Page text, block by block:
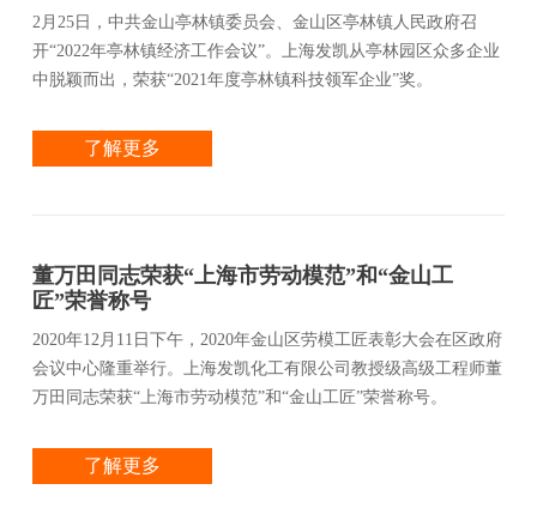
2月25日，中共金山亭林镇委员会、金山区亭林镇人民政府召
开“2022年亭林镇经济工作会议”。上海发凯从亭林园区众多企业
中脱颖而出，荣获“2021年度亭林镇科技领军企业”奖。
了解更多
董万田同志荣获“上海市劳动模范”和“金山工
匠”荣誉称号
2020年12月11日下午，2020年金山区劳模工匠表彰大会在区政府
会议中心隆重举行。上海发凯化工有限公司教授级高级工程师董
万田同志荣获“上海市劳动模范”和“金山工匠”荣誉称号。
了解更多